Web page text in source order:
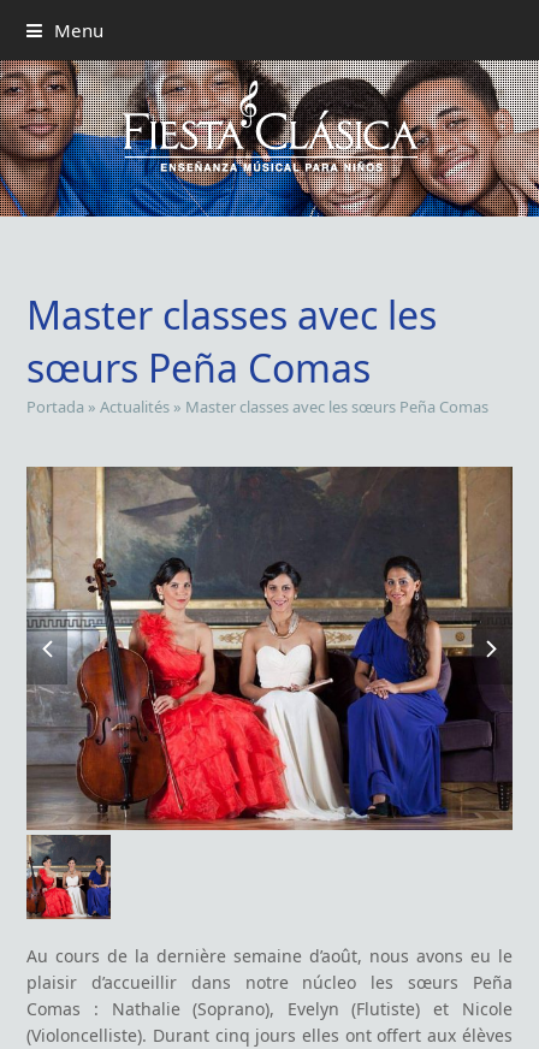
Menu
Master classes avec les
sœurs Peña Comas
Portada »Actualités » Master classes avec les sœurs Peña Comas
previous
slide
next
slide
Au cours de la dernière semaine d’août, nous avons eu le
plaisir d’accueillir dans notre núcleo les sœurs Peña
Comas : Nathalie (Soprano), Evelyn (Flutiste) et Nicole
(Violoncelliste). Durant cinq jours elles ont offert aux élèves